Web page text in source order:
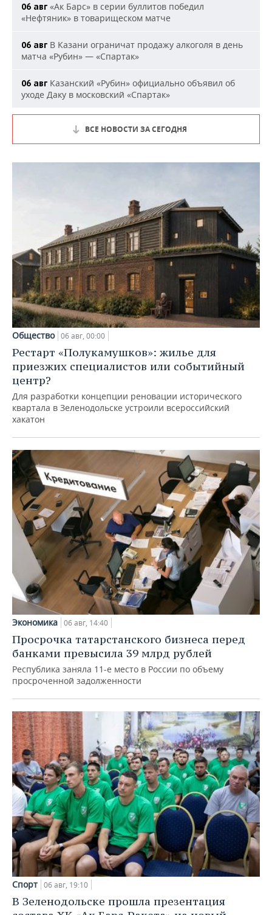
06 авг «Ак Барс» в серии буллитов победил
«Нефтяник» в товарищеском матче
06 авг В Казани ограничат продажу алкоголя в день
матча «Рубин» — «Спартак»
06 авг Казанский «Рубин» официально объявил об
уходе Даку в московский «Спартак»
ВСЕ НОВОСТИ ЗА СЕГОДНЯ
Общество 06 авг, 00:00
Рестарт «Полукамушков»: жилье для
приезжих специалистов или событийный
центр?
Для разработки концепции реновации исторического
квартала в Зеленодольске устроили всероссийский
хакатон
Экономика 06 авг, 14:40
Просрочка татарстанского бизнеса перед
банками превысила 39 млрд рублей
Республика заняла 11-е место в России по объему
просроченной задолженности
Спорт 06 авг, 19:10
В Зеленодольске прошла презентация